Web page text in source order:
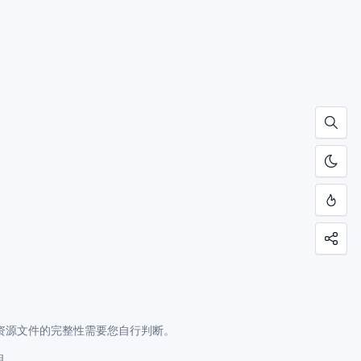
文件的完整性需要您自行判断。